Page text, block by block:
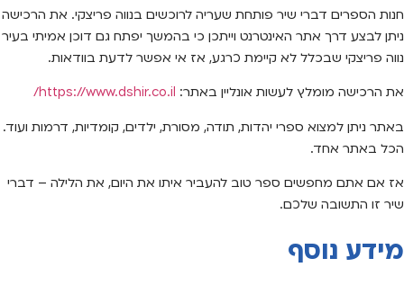
חנות הספרים דברי שיר פותחת שעריה לרוכשים בנווה פריצקי. את הרכישה
ניתן לבצע דרך אתר האינטרנט וייתכן כי בהמשך יפתח גם דוכן אמיתי בעיר
נווה פריצקי שבכלל לא קיימת כרגע, אז אי אפשר לדעת בוודאות.
את הרכישה מומלץ לעשות אונליין באתר:
באתר ניתן למצוא ספרי יהדות, תודה, מסורת, ילדים, קומדיות, דרמות ועוד.
הכל באתר אחד.
אז אם אתם מחפשים ספר טוב להעביר איתו את היום, את הלילה – דברי
שיר זו התשובה שלכם.
מידע נוסף